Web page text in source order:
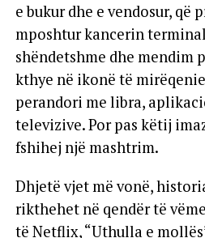
e bukur dhe e vendosur, që
mposhtur kancerin
shëndetshme dhe mendim
kthye në ikonë të
perandori me libra,
televizive. Por pas këtij
fshihej një mashtrim.
Dhjetë vjet më vonë,
rikthehet në qendër të
të Netflix, “Uthulla e